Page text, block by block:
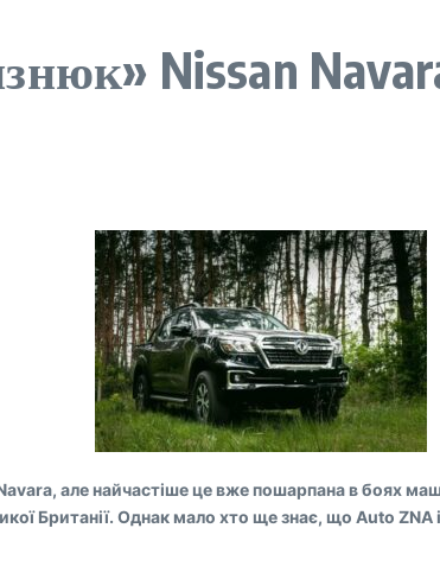
Nissan
але найчастіше це вже пошарпана в боях
Британії. Однак мало хто ще знає, що Auto ZNA